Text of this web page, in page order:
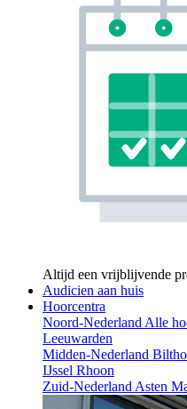
Altijd een vrijblijvende
Audicien aan huis
Hoorcentra
Noord-NederlandAlle
Leeuwarden
Midden-Nederland
IJssel Rhoon
Zuid-NederlandAsten